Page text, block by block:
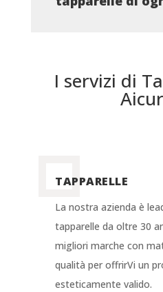
I servizi di
TAPPARELLE
La nostra azienda è
tapparelle da oltre 30
migliori marche con
qualità per offrirVi un
esteticamente valido.